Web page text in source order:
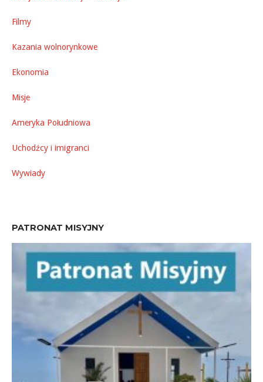
Filmy
Kazania wolnorynkowe
Ekonomia
Misje
Ameryka Południowa
Uchodźcy i imigranci
Wywiady
PATRONAT MISYJNY